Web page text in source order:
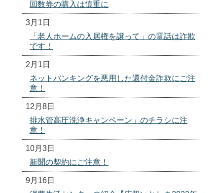
回数券の購入は慎重に
3月1日
「老人ホームの入居権を譲って」の電話は詐欺
です！
2月1日
ネットバンキングを悪用した還付金詐欺にご注
意！
12月8日
排水管高圧洗浄キャンペーン」のチラシに注
意！
10月3日
新聞の契約にご注意！
9月16日